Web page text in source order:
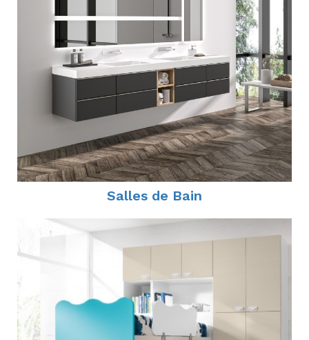
Salles de Bain